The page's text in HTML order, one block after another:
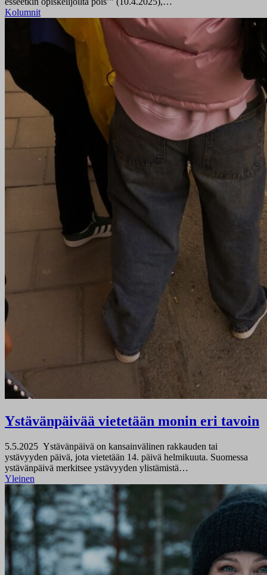
Kolumnit
Ystävänpäivää vietetään monin eri tavoin
5.5.2025 Ystävänpäivä on kansainvälinen rakkauden tai
ystävyyden päivä, jota vietetään 14. päivä helmikuuta. Suomessa
ystävänpäivä merkitsee ystävyyden ylistämistä…
Yleinen